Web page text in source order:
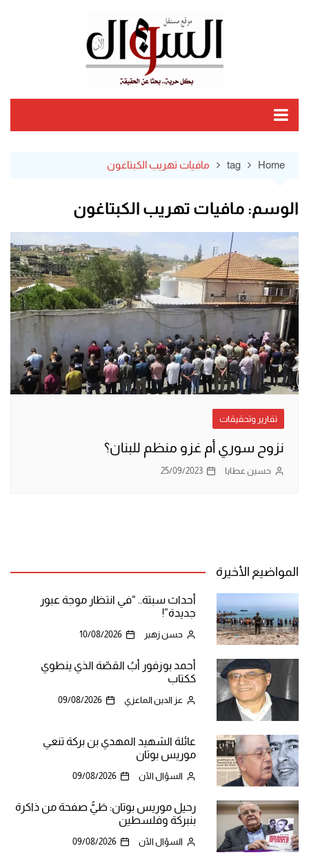
Home
tag مافيات تهريب الكبتاغون
الوسم: مافيات تهريب الكبتاغون
تقارير وتحقيقات
نزوح سوري أم غزو منظم للبنان؟
حسين عطايا 25/09/2023
المواضيع الأخيرة
أحداث سبتة.. “في انتظار موجة عبور
جديدة”!
حسن زهير 10/08/2026
أحمد بوزفور أبُ القصّة الذي ينطوي
ككتاب
عز الدين الماعزي 09/08/2026
عائلة الشهيد المهدي بن بركة تنعي
موريس بوتان
السؤال الآن 09/08/2026
رحيل موريس بوتان: طَيُّ صفحة من ذاكرة
بنبركة وفلسطين
السؤال الآن 09/08/2026